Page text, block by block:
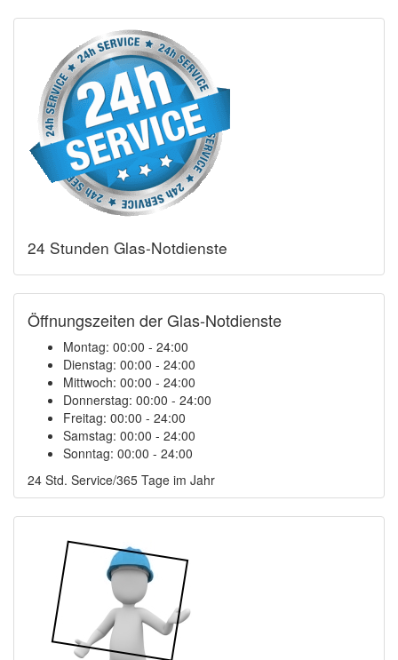
24 Stunden Glas-Notdienste
Öffnungszeiten der Glas-Notdienste
Montag: 00:00 - 24:00
Dienstag: 00:00 - 24:00
Mittwoch: 00:00 - 24:00
Donnerstag: 00:00 - 24:00
Freitag: 00:00 - 24:00
Samstag: 00:00 - 24:00
Sonntag: 00:00 - 24:00
24 Std. Service/365 Tage im Jahr